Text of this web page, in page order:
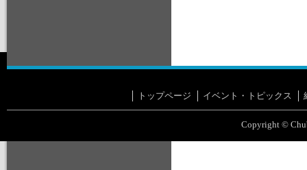
トップページ イベント・トピックス
Copyright ©